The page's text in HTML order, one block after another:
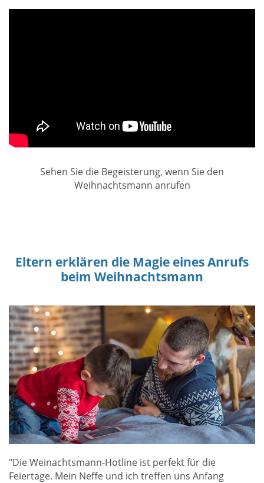
Sehen Sie die Begeisterung, wenn Sie den
Weihnachtsmann anrufen
Eltern erklären die Magie eines Anrufs
beim Weihnachtsmann
"Die Weinachtsmann-Hotline ist perfekt für die
Feiertage. Mein Neffe und ich treffen uns Anfang